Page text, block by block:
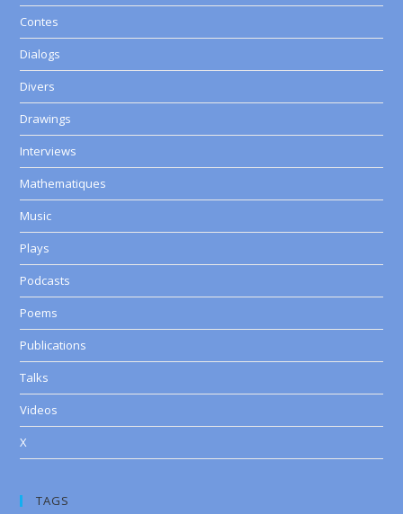
Contes
Dialogs
Divers
Drawings
Interviews
Mathematiques
Music
Plays
Podcasts
Poems
Publications
Talks
Videos
X
TAGS